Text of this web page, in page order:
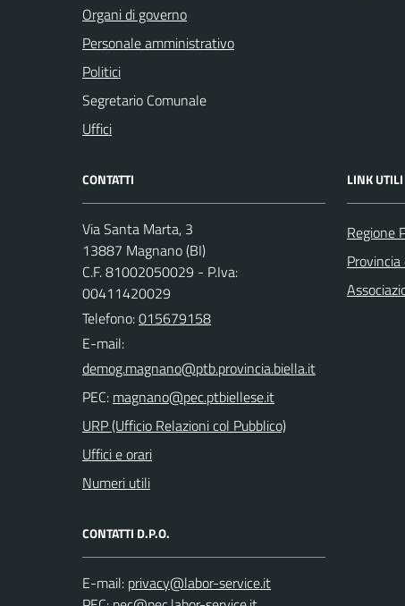
Organi di governo
Personale amministrativo
Politici
Segretario Comunale
Uffici
CONTATTI
Via Santa Marta, 3
13887 Magnano (BI)
C.F. 81002050029 - P.Iva:
00411420029
Telefono:015679158
E-mail:
PEC:
URP (Ufficio Relazioni col Pubblico)
Uffici e orari
Numeri utili
CONTATTI D.P.O.
E-mail:
LINK UTILI
Regione